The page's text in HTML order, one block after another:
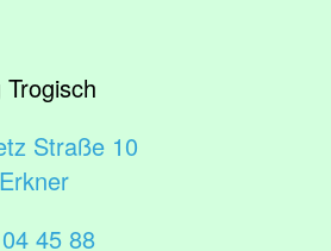
Straße 10
45 88